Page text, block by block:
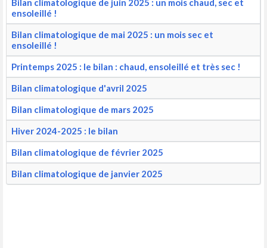
Bilan climatologique de juin 2025 : un mois chaud, sec et
ensoleillé !
Bilan climatologique de mai 2025 : un mois sec et
ensoleillé !
Printemps 2025 : le bilan : chaud, ensoleillé et très sec !
Bilan climatologique d'avril 2025
Bilan climatologique de mars 2025
Hiver 2024-2025 : le bilan
Bilan climatologique de février 2025
Bilan climatologique de janvier 2025